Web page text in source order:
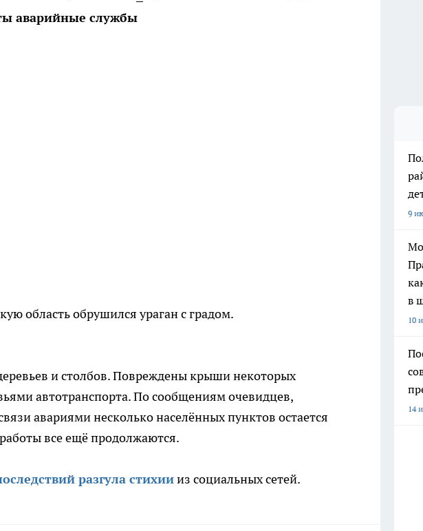
аварийные службы
область обрушился ураган с градом.
и столбов. Повреждены крыши некоторых
автотранспорта. По сообщениям очевидцев,
авариями несколько населённых пунктов остается
все ещё продолжаются.
разгула стихиииз социальных сетей.
9
в
10
14